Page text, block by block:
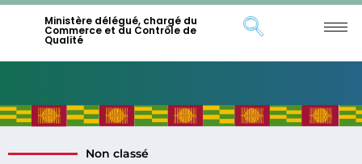
Ministère délégué, chargé du
Commerce et du Contrôle de
Qualité
Non classé